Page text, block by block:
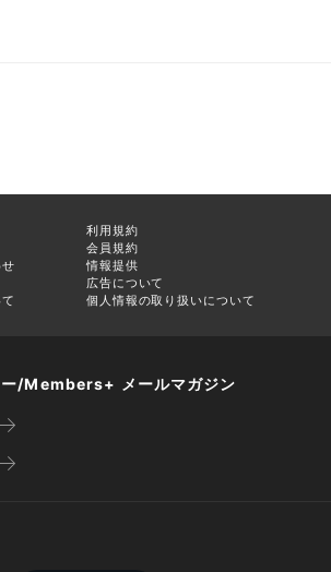
利用規約
会員規約
情報提供
広告について
個人情報の取り扱いについて
/Members+ メールマガジン